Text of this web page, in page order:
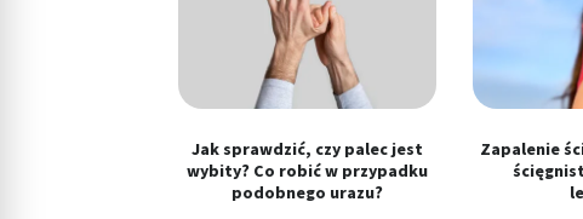
Jak sprawdzić, czy palec jest
wybity? Co robić w przypadku
podobnego urazu?
Zapalenie